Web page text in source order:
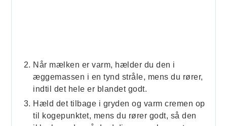
Når mælken er varm, hælder du den i
æggemassen i en tynd stråle, mens du rører,
indtil det hele er blandet godt.
Hæld det tilbage i gryden og varm cremen op
til kogepunktet, mens du rører godt, så den